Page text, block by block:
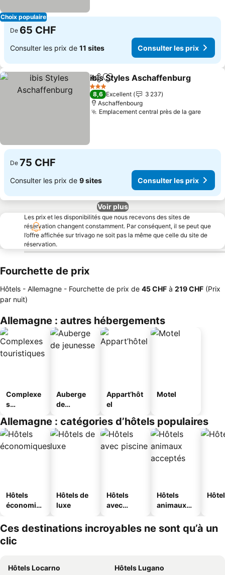
Choix populaire
De 65 CHF
Consulter les prix de 11 sites Consulter les prix
PartagerAjouter à mes favoris
ibis Styles Aschaffenburg
3 Étoiles
8,6 Excellent
3 237
Aschaffenbourg
Emplacement central près de la gare
De 75 CHF
Consulter les prix de 9 sites Consulter les prix
Voir plus
Les prix et les disponibilités que nous recevons des sites de
réservation changent constamment. Par conséquent, il se peut que
l’offre affichée sur trivago ne soit pas la même que celle du site de
réservation.
Fourchette de prix
Hôtels - Allemagne - Fourchette de prix de ‎45 CHF à ‎219 CHF (Prix
par nuit)
Allemagne : autres hébergements
Complexe
s
s
Auberge
de
Appart’hôt
el
Motel
Allemagne : catégories d’hôtels populaires
Hôtels
économiq
Hôtels de
luxe
Hôtels
avec
Hôtels
animaux
Ces destinations incroyables ne sont qu’à un
clic
Hôtels Locarno
Hôtels Lugano